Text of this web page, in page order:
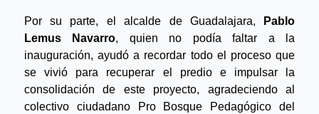
Por su parte, el alcalde de Guadalajara,
Pablo
Lemus Navarro, quien no podía faltar a la
inauguración, ayudó a recordar todo el proceso que
se vivió para recuperar el predio e impulsar la
colectivo ciudadano Pro Bosque Pedagógico del